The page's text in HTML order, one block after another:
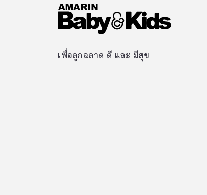
เพื่อลูกฉลาด ดี และ มีสุข